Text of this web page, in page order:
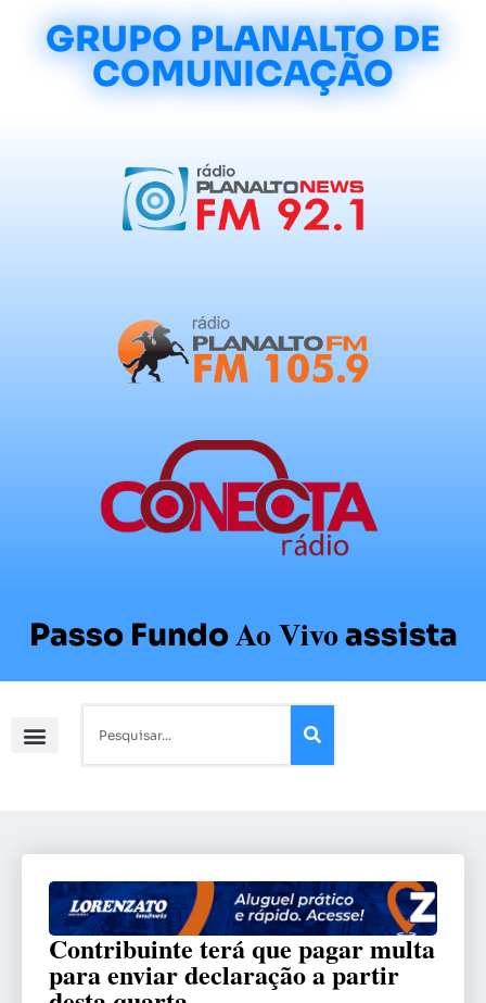
GRUPO PLANALTO DE
COMUNICAÇÃO
Passo FundoAo Vivoassista
Contribuinte terá que pagar multa
para enviar declaração a partir